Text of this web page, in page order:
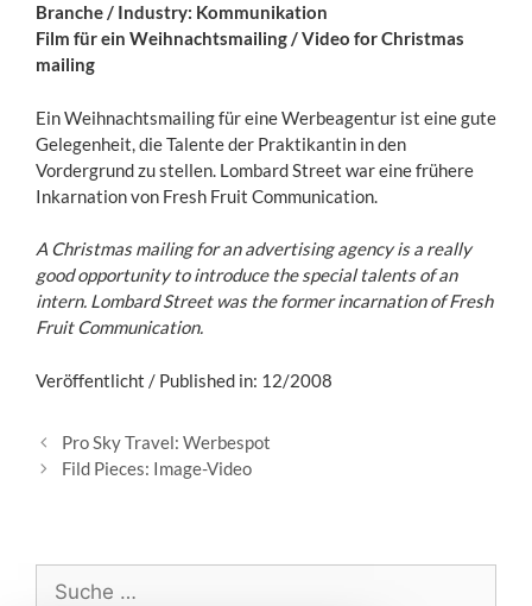
Branche / Industry: Kommunikation
Film für ein Weihnachtsmailing / Video for Christmas
mailing
Ein Weihnachtsmailing für eine Werbeagentur ist eine gute
Gelegenheit, die Talente der Praktikantin in den
Vordergrund zu stellen. Lombard Street war eine frühere
Inkarnation von Fresh Fruit Communication.
A Christmas mailing for an advertising agency is a really
good opportunity to introduce the special talents of an
intern. Lombard Street was the former incarnation of Fresh
Fruit Communication.
Veröffentlicht / Published in: 12/2008
B
e
a
Pro Sky Travel: Werbespot
Fild Pieces: Image-Video